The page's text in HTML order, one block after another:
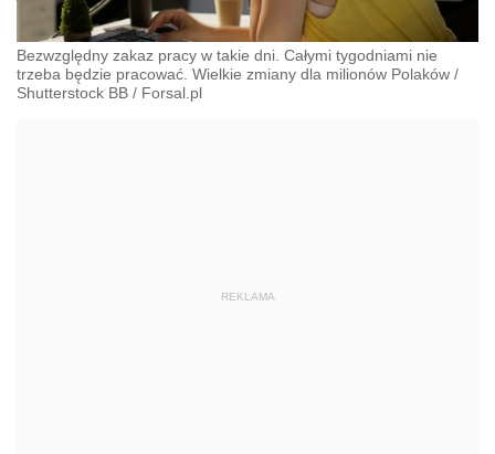
Bezwzględny zakaz pracy w takie dni. Całymi tygodniami nie
trzeba będzie pracować. Wielkie zmiany dla milionów Polaków /
Shutterstock BB / Forsal.pl